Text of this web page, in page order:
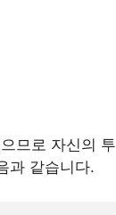
므로 자신의 투
과 같습니다.